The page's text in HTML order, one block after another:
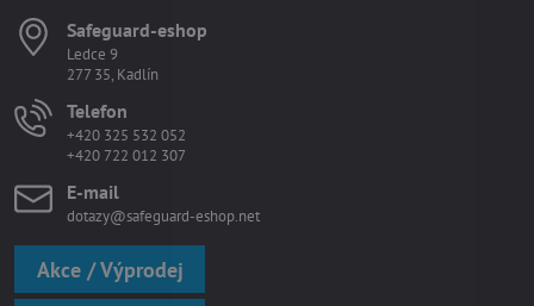
Safeguard-eshop
Ledce 9
277 35, Kadlín
Telefon
+420 325 532 052
+420 722 012 307
E-mail
dotazy@safeguard-eshop.net
Akce / Výprodej